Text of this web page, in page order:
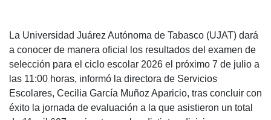
La Universidad Juárez Autónoma de Tabasco (UJAT) dará
a conocer de manera oficial los resultados del examen de
selección para el ciclo escolar 2026 el próximo 7 de julio a
las 11:00 horas, informó la directora de Servicios
Escolares, Cecilia García Muñoz Aparicio, tras concluir con
éxito la jornada de evaluación a la que asistieron un total